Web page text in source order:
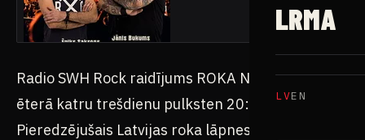
LRMA
LVEN
Radio SWH Rock raidījums ROKA NEMIERI radio
ēterā katru trešdienu pulksten 20:00.
Pieredzējušais Latvijas roka lāpnesis Jānis